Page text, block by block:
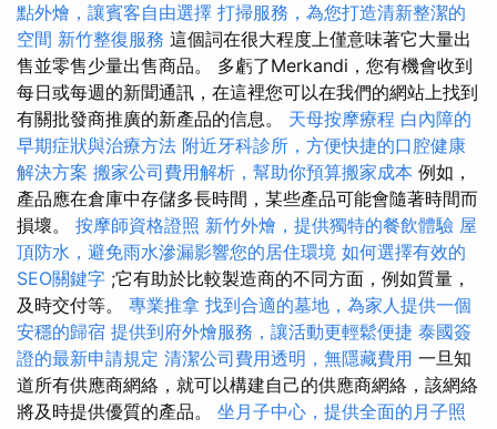
點外燴，讓賓客自由選擇 打掃服務，為您打造清新整潔的
空間 新竹整復服務 這個詞在很大程度上僅意味著它大量出
售並零售少量出售商品。 多虧了Merkandi，您有機會收到
每日或每週的新聞通訊，在這裡您可以在我們的網站上找到
有關批發商推廣的新產品的信息。 天母按摩療程 白內障的
早期症狀與治療方法 附近牙科診所，方便快捷的口腔健康
解決方案 搬家公司費用解析，幫助你預算搬家成本 例如，
產品應在倉庫中存儲多長時間，某些產品可能會隨著時間而
損壞。 按摩師資格證照 新竹外燴，提供獨特的餐飲體驗 屋
頂防水，避免雨水滲漏影響您的居住環境 如何選擇有效的
SEO關鍵字 ;它有助於比較製造商的不同方面，例如質量，
及時交付等。 專業推拿 找到合適的墓地，為家人提供一個
安穩的歸宿 提供到府外燴服務，讓活動更輕鬆便捷 泰國簽
證的最新申請規定 清潔公司費用透明，無隱藏費用 一旦知
道所有供應商網絡，就可以構建自己的供應商網絡，該網絡
將及時提供優質的產品。 坐月子中心，提供全面的月子照